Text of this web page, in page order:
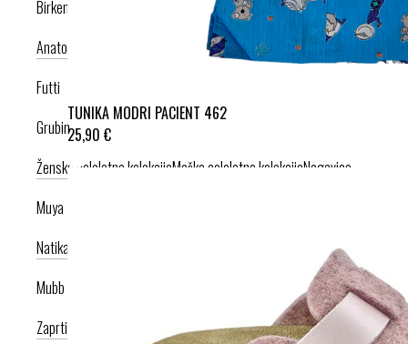
TUNIKA MODRI PACIENT 462
25,90 €
Birkenstock
Anatomska obutev
Poletna kolekcija
Futti
Grubin
Ženska celoletna kolekcijaMoška celoletna kolekcijaNogavice
Muya
Natikači
Mubb
Zaprti modeli
Zamenljivi vložkiCopati